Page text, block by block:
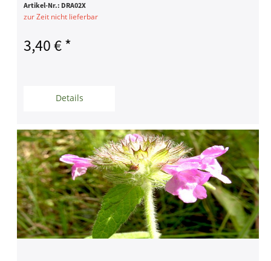
Artikel-Nr.: DRA02X
zur Zeit nicht lieferbar
3,40 € *
Details